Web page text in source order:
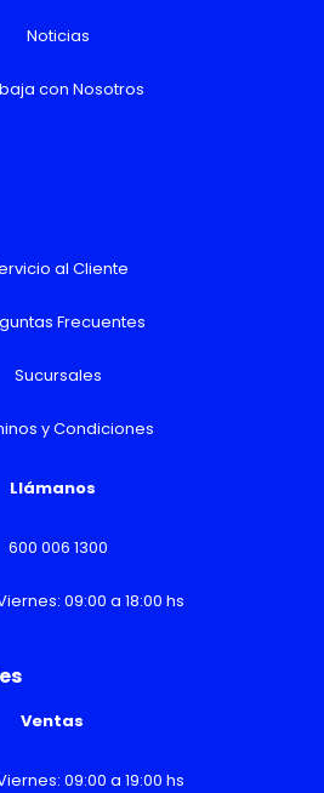
Noticias
con Nosotros
al Cliente
Frecuentes
Sucursales
y Condiciones
Llámanos
600 006 1300
09:00 a 18:00 hs
Ventas
09:00 a 19:00 hs